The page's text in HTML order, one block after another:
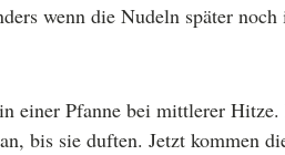
wenn die Nudeln später noch
einer Pfanne bei mittlerer
bis sie duften. Jetzt kommen